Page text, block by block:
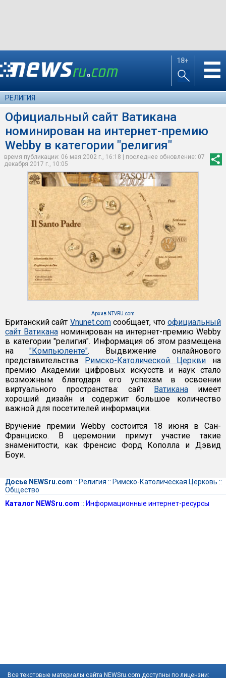
18+ ☰
РЕЛИГИЯ
Официальный сайт Ватикана
номинирован на интернет-премию
Webby в категории "религия"
время публикации: 06 мая 2002 г., 16:18 | последнее обновление: 07
декабря 2017 г., 10:05
Архив NTVRU.com
Британский сайт Vnunet.comсообщает, чтоофициальный
сайт Ватикана номинирован на интернет-премию Webby
в категории "религия". Информация об этом размещена
на"Компьюленте". Выдвижение онлайнового
представительства Римско-Католической Церкви на
премию Академии цифровых искусств и наук стало
возможным благодаря его успехам в освоении
виртуального пространства: сайт Ватикана имеет
хороший дизайн и содержит большое количество
важной для посетителей информации.
Вручение премии Webby состоится 18 июня в Сан-
Франциско. В церемонии примут участие такие
знаменитости, как Френсис Форд Кополла и Дэвид
Боуи.
Досье NEWSru.com :: Религия :: Римско-Католическая Церковь ::
Общество
Каталог NEWSru.com :: Информационные интернет-ресурсы
Все текстовые материалы сайта NEWSru.com доступны по лицензии: